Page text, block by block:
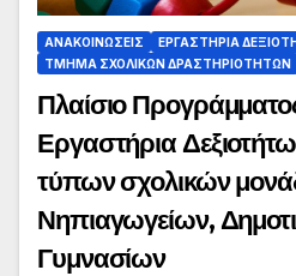
ΑΝΑΚΟΙΝΏΣΕΙΣ
ΕΡΓΑΣΤΉΡΙΑ
ΤΜΉΜΑ ΣΧΟΛΙΚΏΝ ΔΡΑΣΤΗΡΙΟΤΉΤΩΝ
Πλαίσιο
Εργαστήρια
τύπων σχολικών
Νηπιαγωγείων,
Γυμνασίων